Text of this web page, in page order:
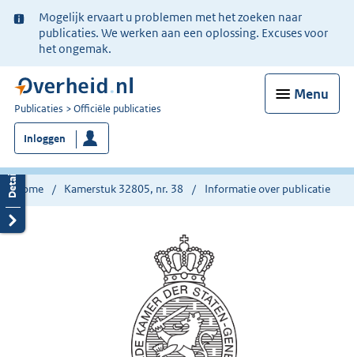
Ter
informatie:
Mogelijk ervaart u problemen met het zoeken naar
publicaties. We werken aan een oplossing. Excuses voor
het ongemak.
Menu
U
bent
nu
hier:
Publicaties Officiële publicaties
Inloggen
Home Kamerstuk 32805, nr. 38 Informatie over publicatie